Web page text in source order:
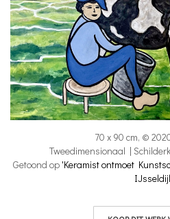
70 x 90 cm, ©
Tweedimensionaal |
Getoond op 'Keramist ontmoet